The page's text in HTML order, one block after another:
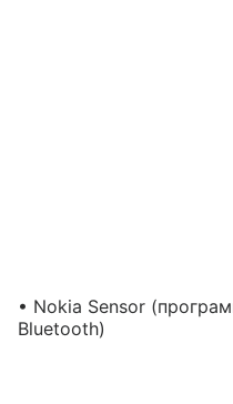
• Nokia Sensor
Bluetooth)